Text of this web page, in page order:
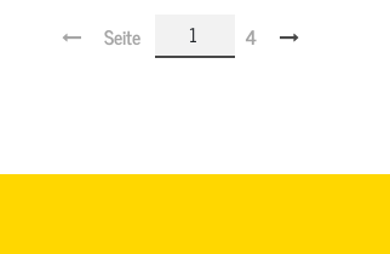
Seite 4